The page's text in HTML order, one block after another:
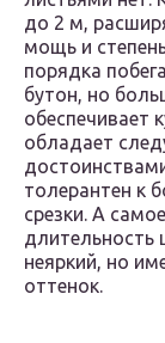
до 2 м,
мощь и
порядка
бутон, но
обеспечивает
обладает
толерантен к
срезки. А
длительность
неяркий, но
оттенок.